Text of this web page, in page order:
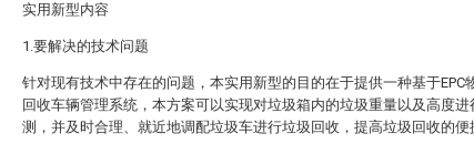
实用新型内容
1.要解决的技术问题
针对现有技术中存在的问题，本实用新型的目的在于提供一种基于EPC
回收车辆管理系统，本方案可以实现对垃圾箱内的垃圾重量以及高度进
测，并及时合理、就近地调配垃圾车进行垃圾回收，提高垃圾回收的便